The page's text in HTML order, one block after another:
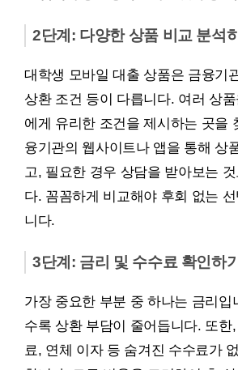
2단계: 다양한 상품 비교 분석
대학생 모바일 대출 상품은 금융기
상환 조건 등이 다릅니다. 여러 상
에게 유리한 조건을 제시하는 곳을
융기관의 웹사이트나 앱을 통해 상
고, 필요한 경우 상담을 받아보는
다. 꼼꼼하게 비교해야 후회 없는
니다.
3단계: 금리 및 수수료 확인하기
가장 중요한 부분 중 하나는 금리입
수록 상환 부담이 줄어듭니다. 또한
료, 연체 이자 등 숨겨진 수수료가